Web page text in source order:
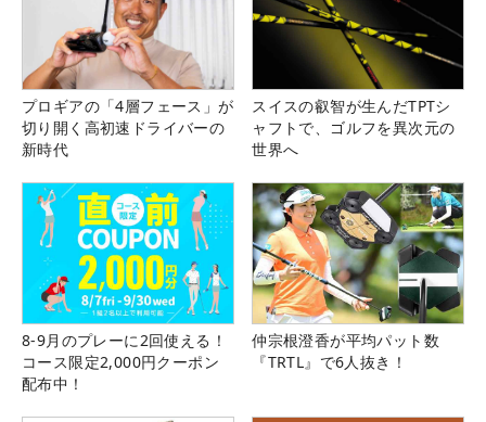
プロギアの「4層フェース」が
切り開く高初速ドライバーの
新時代
スイスの叡智が生んだTPTシ
ャフトで、ゴルフを異次元の
世界へ
8-9月のプレーに2回使える！
コース限定2,000円クーポン
配布中！
仲宗根澄香が平均パット数
『TRTL』で6人抜き！